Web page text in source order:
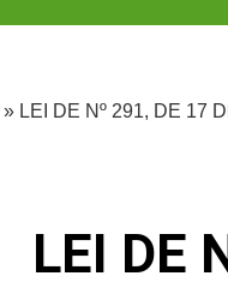
» LEI DE Nº 291, DE 17
LEI DE